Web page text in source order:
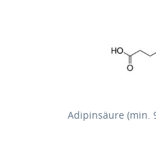
Adipinsäure (min.